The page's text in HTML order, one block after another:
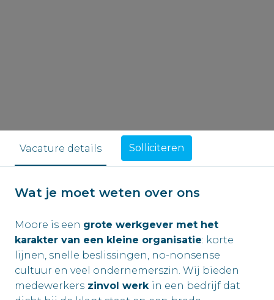
Vacature details Solliciteren
Wat je moet weten over ons
Moore is een grote werkgever met het
karakter van een kleine organisatie: korte
lijnen, snelle beslissingen, no-nonsense
cultuur en veel ondernemerszin. Wij bieden
medewerkers zinvol werk in een bedrijf dat